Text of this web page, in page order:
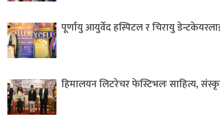
पूर्णायु आयुर्वेद हस्पिटल र चिरायु
हिमालयन लिटरेचर फेस्टिभलः साहित्य,